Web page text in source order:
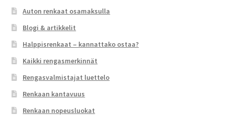
Auton renkaat osamaksulla
Blogi & artikkelit
Halppisrenkaat – kannattako ostaa?
Kaikki rengasmerkinnät
Rengasvalmistajat luettelo
Renkaan kantavuus
Renkaan nopeusluokat